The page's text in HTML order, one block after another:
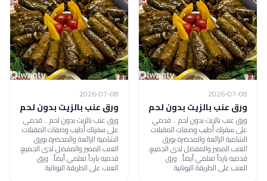
2026-07-08
ورق عنب بالزيت بدون لحم
ورق عنب بالزيت بدون لحم .. قدمي
على سفرتك أطيب وصفات المقبلات
الشامية الرائعة والمحضرة بورق
العنب المميز والمفضل لدى الجميع،
قدميه بارداً تعلمي أيضاً: ورق
العنب على الطريقة اليونانية
2026-07-08
ورق عنب بالزيت بدون لحم
ورق عنب بالزيت بدون لحم .. قدمي
على سفرتك أطيب وصفات المقبلات
الشامية الرائعة والمحضرة بورق
العنب المميز والمفضل لدى الجميع،
قدميه بارداً تعلمي أيضاً: ورق
العنب على الطريقة اليونانية